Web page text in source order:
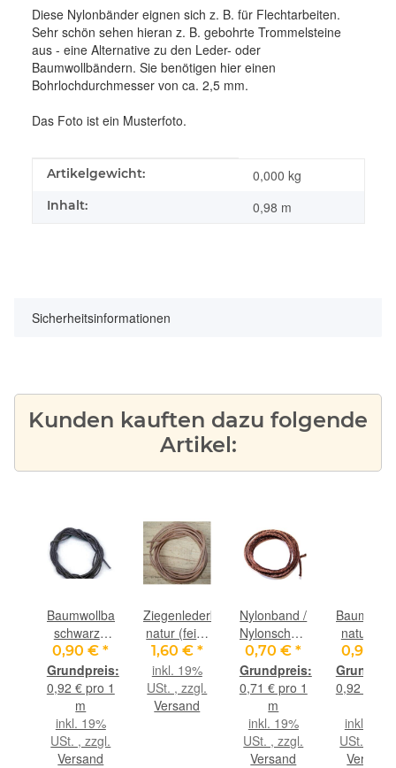
Diese Nylonbänder eignen sich z. B. für Flechtarbeiten.
Sehr schön sehen hieran z. B. gebohrte Trommelsteine
aus - eine Alternative zu den Leder- oder
Baumwollbändern. Sie benötigen hier einen
Bohrlochdurchmesser von ca. 2,5 mm.
Das Foto ist ein Musterfoto.
Produkteigenschaft
Wert
Artikelgewicht: 0,000 kg
Inhalt: 0,98 m
Sicherheitsinformationen
Kunden kauften dazu folgende
Artikel:
Baumwollband
schwarz -
ca. 1,6 mm
Durchm. x
ca. 98 cm
0,90 €*
0,92 € pro 1
m
inkl. 19%
USt. , zzgl.
Versand
Ziegenlederband
natur (fein-
weich), ca.
1,4 mm
Durchm.,
ca. 1 m
1,60 € *
inkl. 19%
USt. , zzgl.
Versand
Nylonband /
Nylonschnur
braun - ca.
2 mm
Durchm. x
ca. 98 cm
0,70 €*
0,71 € pro 1
m
inkl. 19%
USt. , zzgl.
Versand
natur -
1,8 mm
Durchm.
ca. 98
0,90 €
0,92 €
inkl. 19%
USt. ,
Versand